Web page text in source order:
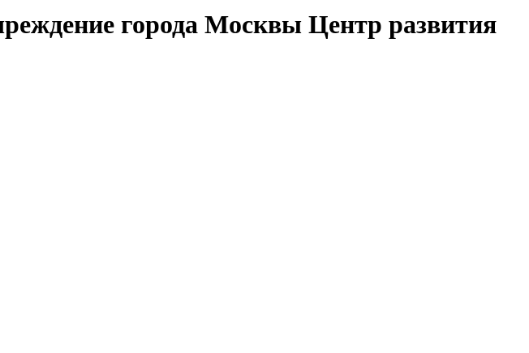
города Москвы Центр развития